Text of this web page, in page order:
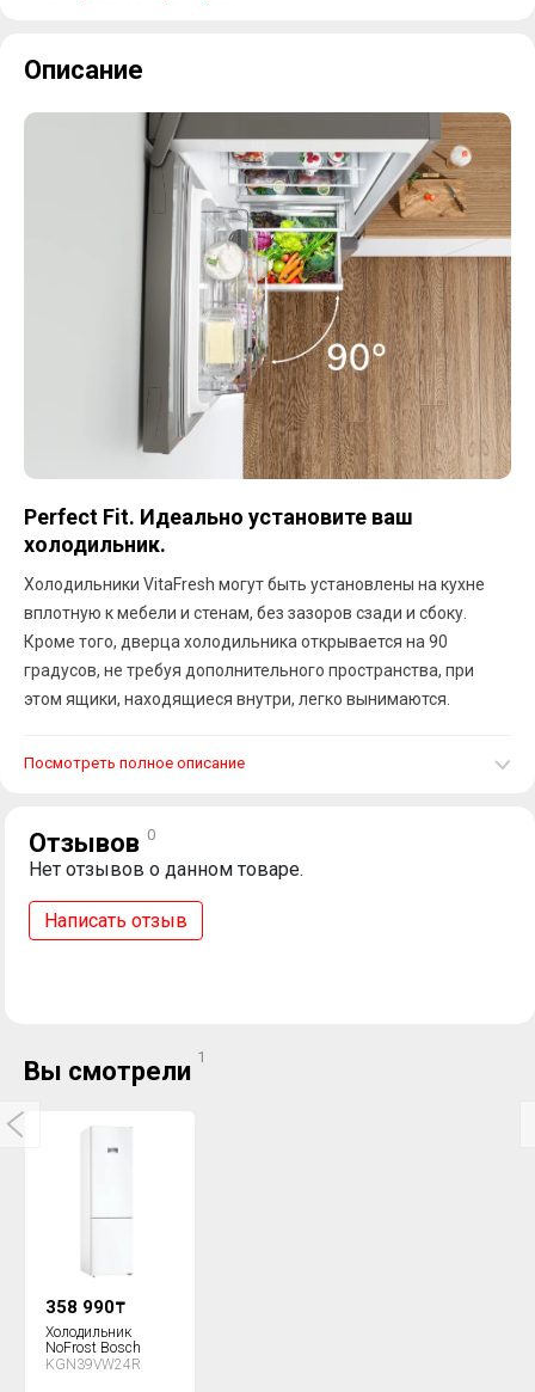
Описание
Perfect Fit. Идеально установите ваш
холодильник.
Холодильники VitaFresh могут быть установлены на кухне
вплотную к мебели и стенам, без зазоров сзади и сбоку.
Кроме того, дверца холодильника открывается на 90
градусов, не требуя дополнительного пространства, при
этом ящики, находящиеся внутри, легко вынимаются.
Посмотреть полное описание
Отзывов 0
Нет отзывов о данном товаре.
Написать отзыв
Вы смотрели 1
358 990₸
Холодильник
NoFrost Bosch
KGN39VW24R